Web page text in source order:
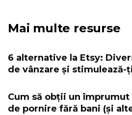
Mai multe resurse
6 alternative la Etsy:
de vânzare și stimulează-
Cum să obții un
de pornire fără bani (și